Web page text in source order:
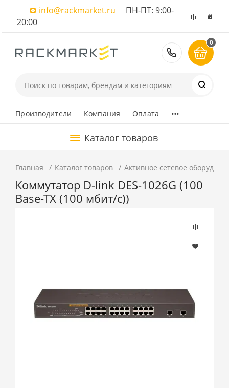
info@rackmarket.ru ПН-ПТ: 9:00-
20:00
8 (495)
0
Производители Компания Оплата ...
Каталог товаров
Главная Каталог товаров Активное сетевое
Коммутатор D-link DES-1026G (100
Base-TX (100 мбит/с))